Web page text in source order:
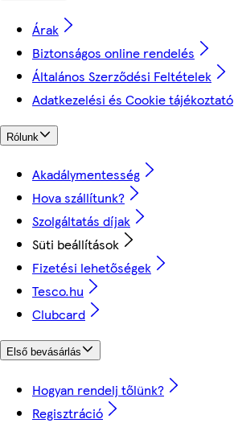
Árak
Biztonságos online rendelés
Általános Szerződési Feltételek
Adatkezelési és Cookie tájékoztató
Rólunk
Akadálymentesség
Hova szállítunk?
Szolgáltatás díjak
Süti beállítások
Fizetési lehetőségek
Tesco.hu
Clubcard
Első bevásárlás
Hogyan rendelj tőlünk?
Regisztráció